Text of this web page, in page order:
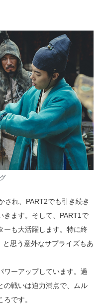
され、PART2でも引き続き
きます。そして、PART1で
ーも大活躍します。特に終
思う意外なサプライズもあ
ワーアップしています。過
の戦いは迫力満点で、ムル
です。